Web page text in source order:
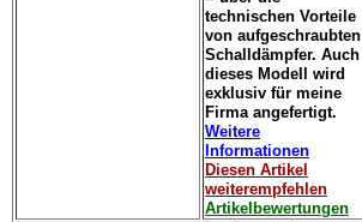
technischen Vorteile
von aufgeschraubten
Schalldämpfer. Auch
dieses Modell wird
exklusiv für meine
Firma angefertigt.
Weitere
Informationen
Diesen Artikel
weiterempfehlen
Artikelbewertungen